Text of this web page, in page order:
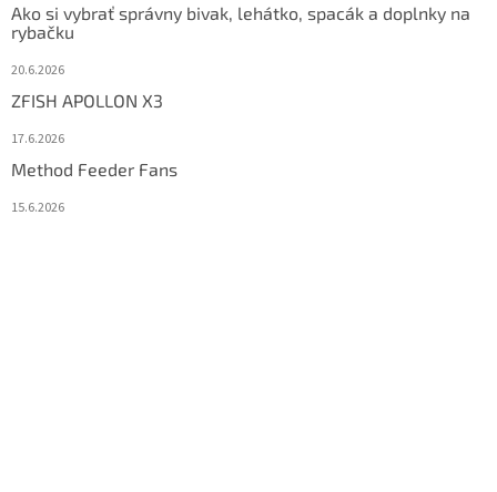
Ako si vybrať správny bivak, lehátko, spacák a doplnky na
rybačku
20.6.2026
ZFISH APOLLON X3
17.6.2026
Method Feeder Fans
15.6.2026